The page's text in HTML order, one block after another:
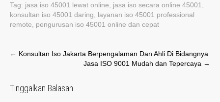
Tag: jasa iso 45001 lewat online jasa iso secara online 45001
konsultan iso 45001 daring
layanan iso 45001 professional
remote
pengurusan iso 45001 online dan cepat
Post
← Konsultan Iso Jakarta Berpengalaman Dan Ahli Di Bidangnya
Jasa ISO 9001 Mudah dan Tepercaya →
Tinggalkan Balasan